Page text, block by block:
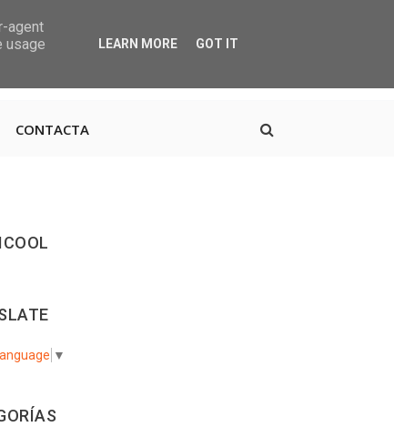
CDTCA, Tenerife +34.615.684.195
CONTACTA
▼
agent
usage
LEARN MORE GOT IT